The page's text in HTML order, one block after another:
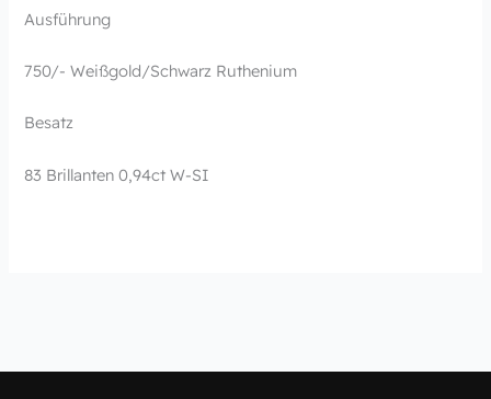
Ausführung
750/- Weißgold/Schwarz Ruthenium
Besatz
83 Brillanten 0,94ct W-SI